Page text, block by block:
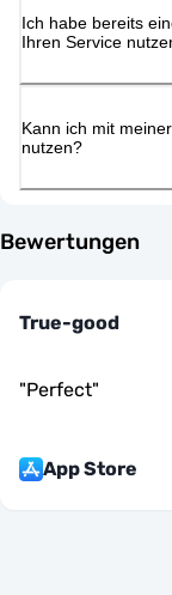
Ich habe bereits
Ihren Service
Kann ich mit
nutzen?
Bewertungen
True-good
"Perfect"
App Store